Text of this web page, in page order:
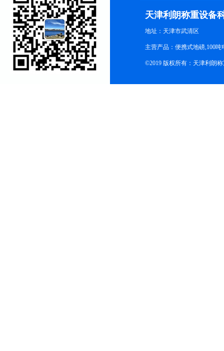
天津利朗称重设备
地址：天津市武清区
主营产品：便携式地磅,100
©2019 版权所有：天津利朗